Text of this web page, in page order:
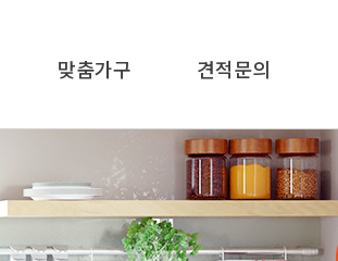
맞춤가구 견적문의